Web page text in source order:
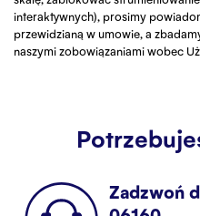
interaktywnych), prosimy
przewidzianą w umowie, a
naszymi zobowiązaniami wobec
Zadzwoń